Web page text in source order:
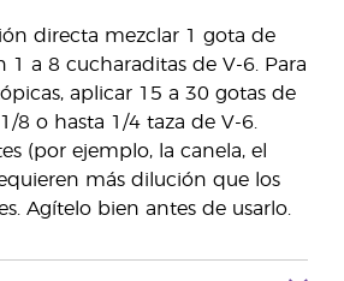
directa mezclar 1 gota de
1 a 8 cucharaditas de V-6. Para
aplicar 15 a 30 gotas de
8 o hasta 1/4 taza de V-6.
(por ejemplo, la canela, el
más dilución que los
Agítelo bien antes de usarlo.